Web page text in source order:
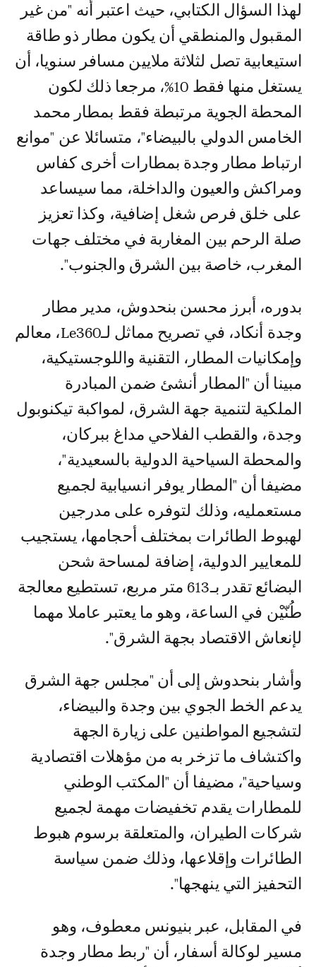
لهذا السؤال الكتابي، حيث اعتبر أنه "من غير
المقبول والمنطقي أن يكون مطار ذو طاقة
استيعابية تصل لثلاثة ملايين مسافر سنويا، أن
يستغل منها فقط 10%، مرجعا ذلك لكون
المحطة الجوية مرتبطة فقط بمطار محمد
الخامس الدولي بالبيضاء"، متسائلا عن "موانع
ارتباط مطار وجدة بمطارات أخرى كفاس
ومراكش والعيون والداخلة، مما سيساعد
على خلق فرص شغل إضافية، وكذا تعزيز
صلة الرحم بين المغاربة في مختلف جهات
المغرب، خاصة بين الشرق والجنوب".
بدوره، أبرز محسن بنحدوش، مدير مطار
وجدة أنكاد، في تصريح مماثل لـLe360، معالم
وإمكانيات المطار، التقنية واللوجستيكية،
مبينا أن "المطار أنشئ ضمن المبادرة
الملكية لتنمية جهة الشرق، لمواكبة تيكنوبول
وجدة، والقطب الفلاحي مداغ ببركان،
والمحطة السياحية الدولية بالسعيدية"،
مضيفا أن "المطار يوفر انسيابية لجميع
مستعمليه، وذلك لتوفره على مدرجين
لهبوط الطائرات بمختلف أحجامها، يستجيب
للمعايير الدولية، إضافة لمساحة شحن
البضائع تقدر بـ613 متر مربع، تستطيع معالجة
طُنّيْن في الساعة، وهو ما يعتبر عاملا مهما
لإنعاش الاقتصاد بجهة الشرق".
وأشار بنحدوش إلى أن "مجلس جهة الشرق
يدعم الخط الجوي بين وجدة والبيضاء،
لتشجيع المواطنين على زيارة الجهة
واكتشاف ما تزخر به من مؤهلات اقتصادية
وسياحية"، مضيفا أن "المكتب الوطني
للمطارات يقدم تخفيضات مهمة لجميع
شركات الطيران، والمتعلقة برسوم هبوط
الطائرات وإقلاعها، وذلك ضمن سياسة
التحفيز التي ينهجها".
في المقابل، عبر بنيونس معطوف، وهو
مسير لوكالة أسفار، أن "ربط مطار وجدة